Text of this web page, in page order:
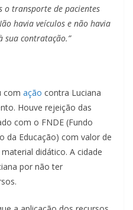
o transporte de pacientes
havia veículos e não havia
sua contratação.”
com ação contra Luciana
Houve rejeição das
com o FNDE (Fundo
da Educação) com valor de
didático. A cidade
por não ter